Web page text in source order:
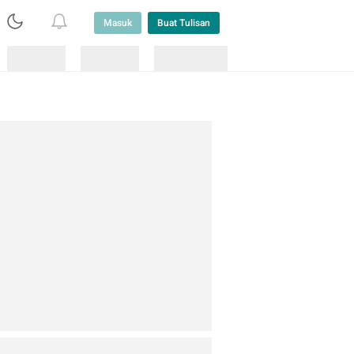
Masuk Buat Tulisan